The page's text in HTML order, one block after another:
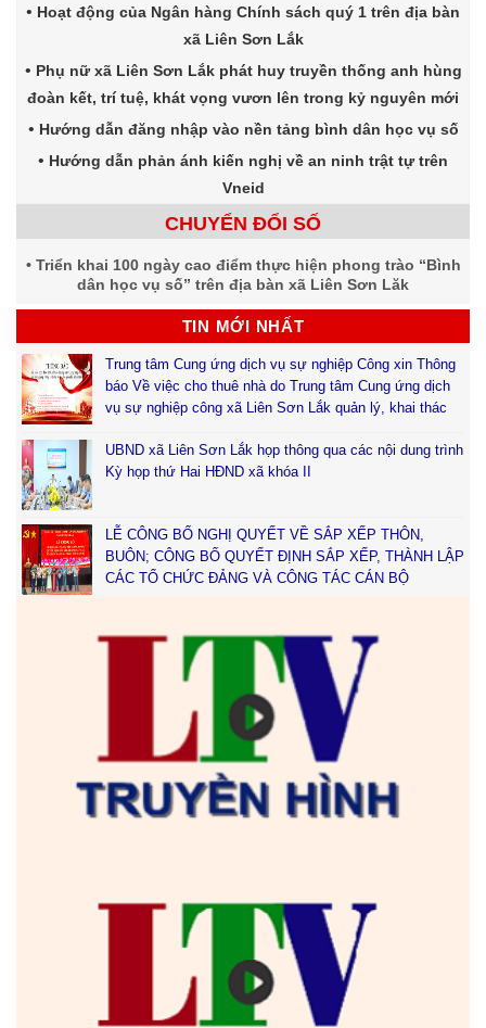
Hoạt động của Ngân hàng Chính sách quý 1 trên địa bàn
xã Liên Sơn Lắk
Phụ nữ xã Liên Sơn Lắk phát huy truyền thống anh hùng
đoàn kết, trí tuệ, khát vọng vươn lên trong kỷ nguyên mới
Hướng dẫn đăng nhập vào nền tảng bình dân học vụ số
Hướng dẫn phản ánh kiến nghị về an ninh trật tự trên
Vneid
CHUYỂN ĐỔI SỐ
Triển khai 100 ngày cao điểm thực hiện phong trào “Bình
dân học vụ số” trên địa bàn xã Liên Sơn Lăk
TIN MỚI NHẤT
Trung tâm Cung ứng dịch vụ sự nghiệp Công xin Thông
báo Về việc cho thuê nhà do Trung tâm Cung ứng dịch
vụ sự nghiệp công xã Liên Sơn Lắk quản lý, khai thác
UBND xã Liên Sơn Lắk họp thông qua các nội dung trình
Kỳ họp thứ Hai HĐND xã khóa II
LỄ CÔNG BỐ NGHỊ QUYẾT VỀ SẮP XẾP THÔN,
BUÔN; CÔNG BỐ QUYẾT ĐỊNH SẮP XẾP, THÀNH LẬP
CÁC TỔ CHỨC ĐẢNG VÀ CÔNG TÁC CÁN BỘ